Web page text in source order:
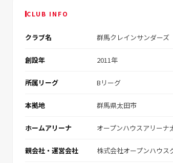
CLUB INFO
クラブ名 群馬クレインサンダーズ
創設年 2011年
所属リーグ Bリーグ
本拠地 群馬県太田市
ホームアリーナ オープンハウスアリーナ
親会社・運営会社 株式会社オープンハウス